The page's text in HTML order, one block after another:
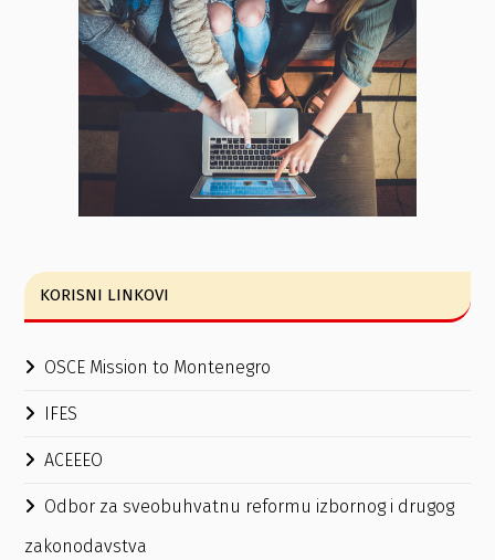
KORISNI LINKOVI
OSCE Mission to Montenegro
IFES
ACEEEO
Odbor za sveobuhvatnu reformu izbornog i drugog
zakonodavstva